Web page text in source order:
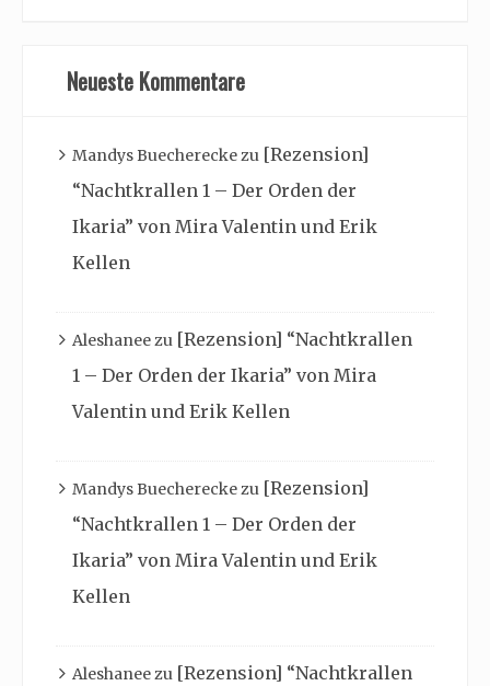
Neueste Kommentare
Mandys Buechereckezu [Rezension]
“Nachtkrallen 1 – Der Orden der
Ikaria” von Mira Valentin und Erik
Kellen
Aleshaneezu [Rezension] “Nachtkrallen
1 – Der Orden der Ikaria” von Mira
Valentin und Erik Kellen
Mandys Buechereckezu [Rezension]
“Nachtkrallen 1 – Der Orden der
Ikaria” von Mira Valentin und Erik
Kellen
Aleshaneezu [Rezension] “Nachtkrallen